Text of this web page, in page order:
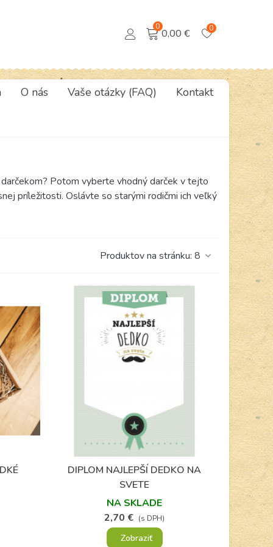
0
0,00 € 0
O nás Vaše otázky (FAQ) Kontakt
Potom vyberte vhodný darček v tejto
príležitosti. Oslávte so starými rodičmi ich veľký
Produktov na stránku: 8
Obľúbené
DIPLOM NAJLEPŠÍ DEDKO NA
SVETE
NA SKLADE
2,70 € (s DPH)
Zobraziť